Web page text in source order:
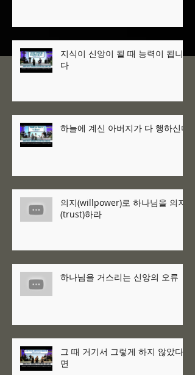
지식이 신앙이 될 때 능력이 됩니
다
하늘에 계신 아버지가 다 행하신다
의지(willpower)로 하나님을 의지
(trust)하라
하나님을 거스리는 신앙의 오류
그 때 거기서 그렇게 하지 않았다
면